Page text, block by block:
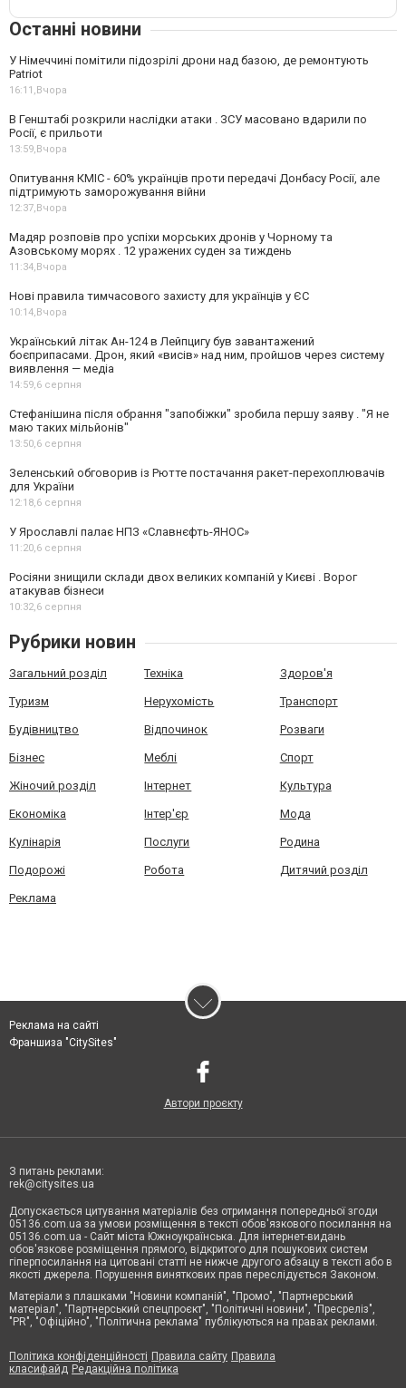
Останні новини
У Німеччині помітили підозрілі дрони над базою, де ремонтують
Patriot
16:11, Вчора
В Генштабі розкрили наслідки атаки . ЗСУ масовано вдарили по
Росії, є прильоти
13:59, Вчора
Опитування КМІС - 60% українців проти передачі Донбасу Росії, але
підтримують заморожування війни
12:37, Вчора
Мадяр розповів про успіхи морських дронів у Чорному та
Азовському морях . 12 уражених суден за тиждень
11:34, Вчора
Нові правила тимчасового захисту для українців у ЄС
10:14, Вчора
Український літак Ан-124 в Лейпцигу був завантажений
боєприпасами. Дрон, який «висів» над ним, пройшов через систему
виявлення — медіа
14:59, 6 серпня
Стефанішина після обрання "запобіжки" зробила першу заяву . "Я не
маю таких мільйонів"
13:50, 6 серпня
Зеленський обговорив із Рютте постачання ракет-перехоплювачів
для України
12:18, 6 серпня
У Ярославлі палає НПЗ «Славнєфть-ЯНОС»
11:20, 6 серпня
Росіяни знищили склади двох великих компаній у Києві . Ворог
атакував бізнеси
10:32, 6 серпня
Рубрики новин
Загальний розділ Техніка Здоров'я
Туризм Нерухомість Транспорт
Будівництво Відпочинок Розваги
Бізнес Меблі Спорт
Жіночий розділ Інтернет Культура
Економіка Інтер'єр Мода
Кулінарія Послуги Родина
Подорожі Робота Дитячий розділ
Реклама
Реклама на сайті
Франшиза "CitySites"
Автори проєкту
З питань реклами:
rek@citysites.ua
Допускається цитування матеріалів без отримання попередньої згоди
05136.com.ua за умови розміщення в тексті обов'язкового посилання на
05136.com.ua - Сайт міста Южноукраїнська. Для інтернет-видань
обов'язкове розміщення прямого, відкритого для пошукових систем
гіперпосилання на цитовані статті не нижче другого абзацу в тексті або в
якості джерела. Порушення виняткових прав переслідується Законом.
Матеріали з плашками "Новини компаній", "Промо", "Партнерський
матеріал", "Партнерський спецпроєкт", "Політичні новини", "Пресреліз",
"PR", "Офіційно", "Політична реклама" публікуються на правах реклами.
Політика конфіденційності Правила сайту Правила
класифайд Редакційна політика